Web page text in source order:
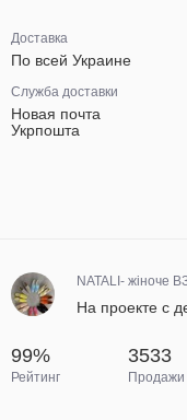
Доставка
По всей Украине
Служба доставки
Новая почта
Укрпошта
NATALI- жіноче
На проекте с
99%
Рейтинг
3533
Продажи